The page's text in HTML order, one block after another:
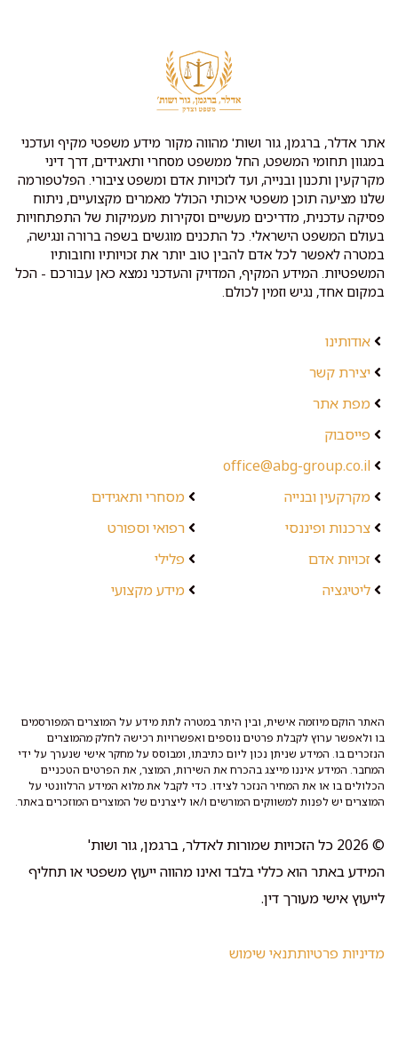
אתר אדלר, ברגמן, גור ושות' מהווה מקור מידע משפטי מקיף ועדכני
במגוון תחומי המשפט, החל ממשפט מסחרי ותאגידים, דרך דיני
מקרקעין ותכנון ובנייה, ועד לזכויות אדם ומשפט ציבורי. הפלטפורמה
שלנו מציעה תוכן משפטי איכותי הכולל מאמרים מקצועיים, ניתוח
פסיקה עדכנית, מדריכים מעשיים וסקירות מעמיקות של התפתחויות
בעולם המשפט הישראלי. כל התכנים מוגשים בשפה ברורה ונגישה,
במטרה לאפשר לכל אדם להבין טוב יותר את זכויותיו וחובותיו
המשפטיות. המידע המקיף, המדויק והעדכני נמצא כאן עבורכם - הכל
במקום אחד, נגיש וזמין לכולם.
אודותינו
יצירת קשר
מפת אתר
פייסבוק
office@abg-group.co.il
מקרקעין ובנייה
צרכנות ופיננסי
זכויות אדם
ליטיגציה
מסחרי ותאגידים
רפואי וספורט
פלילי
מידע מקצועי
האתר הוקם מיוזמה אישית, ובין היתר במטרה לתת מידע על המוצרים המפורסמים
בו ולאפשר ערוץ לקבלת פרטים נוספים ואפשרויות רכישה לחלק מהמוצרים
הנזכרים בו. המידע שניתן נכון ליום כתיבתו, ומבוסס על מחקר אישי שנערך על ידי
המחבר. המידע איננו מייצג בהכרח את השירות, המוצר, את הפרטים הטכניים
הכלולים בו או את המחיר הנזכר לצידו. כדי לקבל את מלוא המידע הרלוונטי על
המוצרים יש לפנות למשווקים המורשים ו/או ליצרנים של המוצרים המוזכרים באתר.
© 2026 כל הזכויות שמורות לאדלר, ברגמן, גור ושות'
המידע באתר הוא כללי בלבד ואינו מהווה ייעוץ משפטי או תחליף
לייעוץ אישי מעורך דין.
מדיניות פרטיותתנאי שימוש